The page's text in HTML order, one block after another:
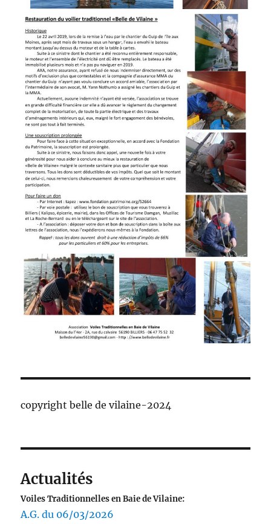
copyright belle de vilaine-2024
Actualités
Voiles Traditionnelles en Baie de Vilaine:
A.G. du 06/03/2026